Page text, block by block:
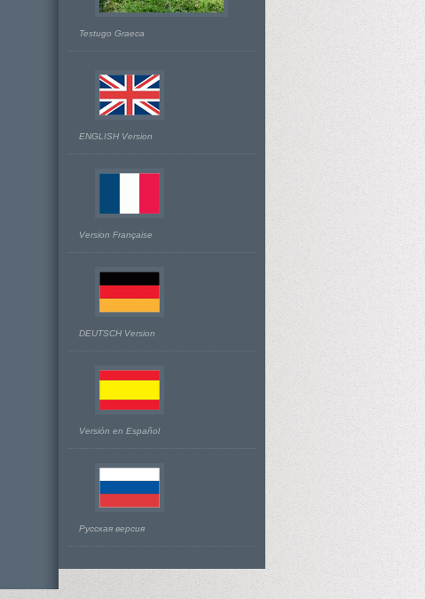
Testugo Graeca
ENGLISH Version
Version Française
DEUTSCH Version
Versión en Español
Русская версия